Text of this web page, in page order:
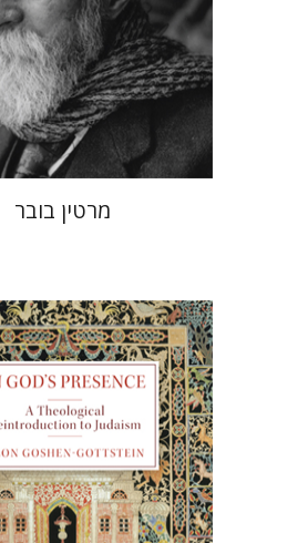
הנחת אתר ספר מודפס
$35
$32
מרטין בובר
אלון גושן-גוטשטיין